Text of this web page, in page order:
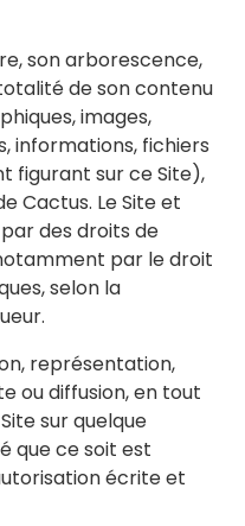
son arborescence,
de son contenu
images,
informations, fichiers
figurant sur ce Site),
Cactus. Le Site et
des droits de
par le droit
selon la
représentation,
ou diffusion, en tout
sur quelque
que ce soit est
écrite et